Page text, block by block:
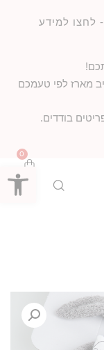
פתח
לחצו למידע
מארז לפי טעמכם
בודדים.
0